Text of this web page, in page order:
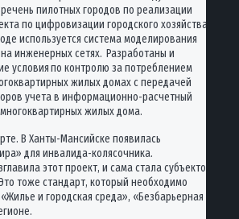
пилотных городов по реализации
по цифровизации городского хозяйства
используется система моделирования
инженерных сетях. Разработаны и
условия по контролю за потреблением
жилых домах с передачей
учета в информационно-расчетный
жилых дома.
В Ханты-Мансийске появилась
для инвалида-колясочника.
этот проект, и сама стала субъектом
тоже стандарт, который необходимо
и городская среда», «Безбарьерная